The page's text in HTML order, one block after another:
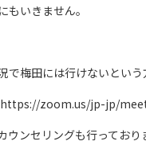
もいきません。
で梅田には行けないとい
https://zoom.us/jp-jp/
ウンセリングも行っており